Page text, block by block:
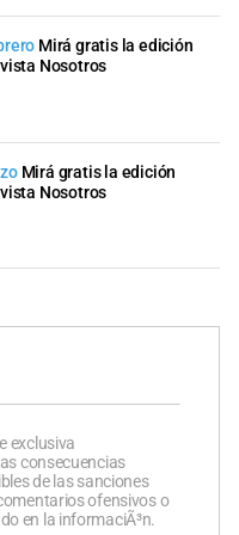
Mirá gratis la edición
Nosotros
Mirá gratis la edición
Nosotros
exclusiva
consecuencias
de las sanciones
ofensivos o
en la informaciÃ³n.